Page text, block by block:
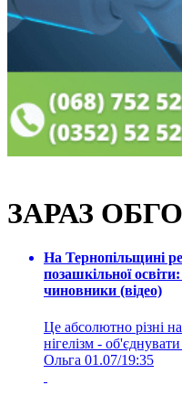
ЗАРАЗ
На Тернопільщині
позашкільної
чиновники (відео)
Це абсолютно різні
нігелізм -
Ольга 01.07/19:35